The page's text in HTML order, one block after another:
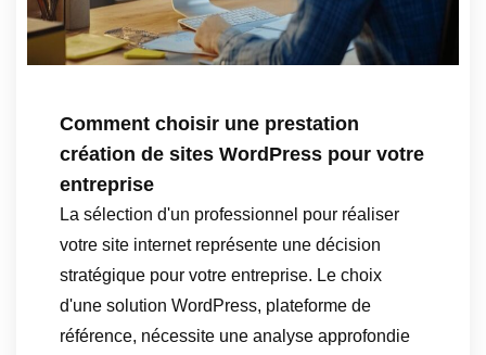
Comment choisir une prestation
création de sites WordPress pour votre
entreprise
La sélection d'un professionnel pour réaliser
votre site internet représente une décision
stratégique pour votre entreprise. Le choix
d'une solution WordPress, plateforme de
référence, nécessite une analyse approfondie